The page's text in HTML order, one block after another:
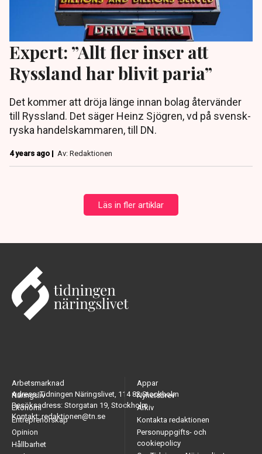
Expert: ”Allt fler inser att
Ryssland har blivit paria”
Det kommer att dröja länge innan bolag återvänder
till Ryssland. Det säger Heinz Sjögren, vd på svensk-
ryska handelskammaren, till DN.
4 years ago | Av: Redaktionen
Läs in fler artiklar
Adress: Tidningen Näringslivet, 114 82 Stockholm
Besöksadress: Storgatan 19, Stockholm
Kontakt: redaktionen@tn.se
Arbetsmarknad
Näringsliv
Ekonomi
Entreprenörskap
Opinion
Hållbarhet
Appar
Nyhetsbrev
Arkiv
Kontakta redaktionen
Personuppgifts- och
cookiepolicy